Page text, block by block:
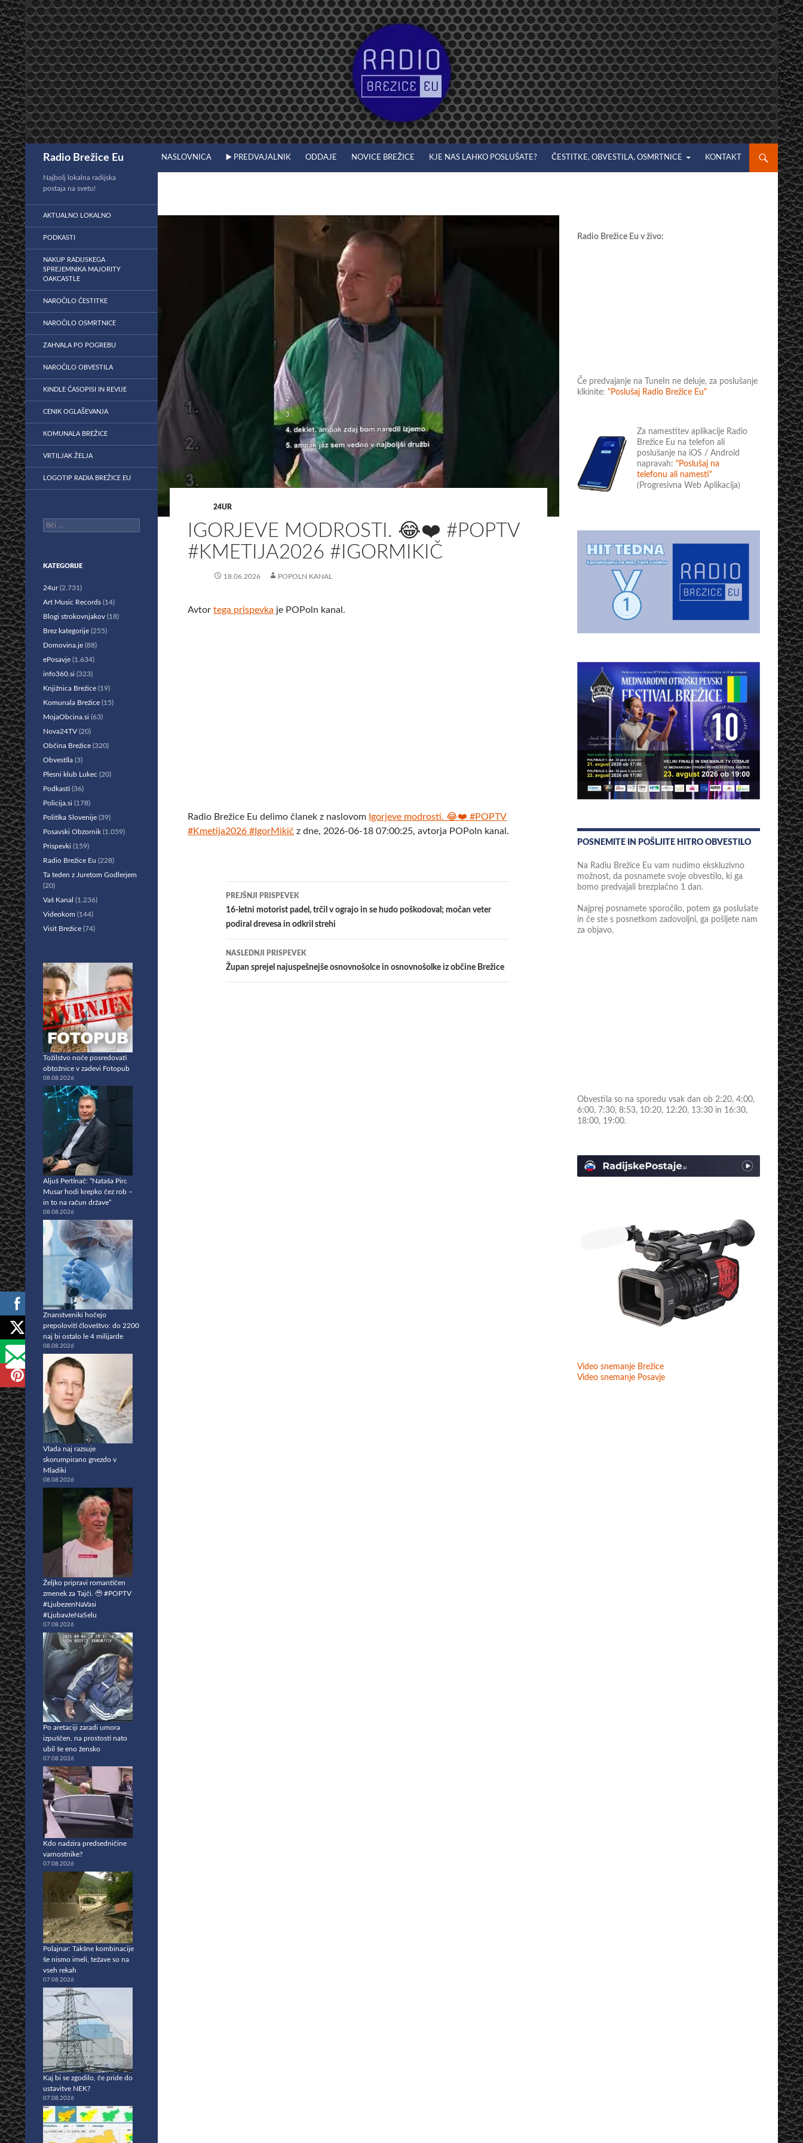
Preskoči
na
vsebino
Radio Brežice Eu NASLOVNICA ▶️ PREDVAJALNIK ODDAJE NOVICE BREŽICE KJE NAS LAHKO POSLUŠATE? ČESTITKE, OBVESTILA, OSMRTNICE KONTAKT
24UR
IGORJEVE MODROSTI. 😂❤️ #POPTV
#KMETIJA2026 #IGORMIKIČ
18.06.2026 POPOLN KANAL
Avtortega prispevka je POPoln kanal.
Radio Brežice Eu delimo članek z naslovom Igorjeve modrosti. 😂❤️ #POPTV
#Kmetija2026 #IgorMikič z dne, 2026-06-18 07:00:25, avtorja POPoln kanal.
Krmarjenje
po
prispevkih
PREJŠNJI PRISPEVEK
16-letni motorist padel, trčil v ograjo in se hudo poškodoval; močan veter
podiral drevesa in odkril strehi
NASLEDNJI PRISPEVEK
Župan sprejel najuspešnejše osnovnošolce in osnovnošolke iz občine Brežice
Radio Brežice Eu v živo:
Če predvajanje na TuneIn ne deluje, za poslušanje
klkinite: "Poslušaj Radio Brežice Eu"
Za namestitev aplikacije Radio
Brežice Eu na telefon ali
poslušanje na iOS / Android
napravah: "Poslušaj na
telefonu ali namesti"
(Progresivna Web Aplikacija)
POSNEMITE IN POŠLJITE HITRO OBVESTILO
Na Radiu Brežice Eu vam nudimo ekskluzivno
možnost, da posnamete svoje obvestilo, ki ga
bomo predvajali brezplačno 1 dan.
Najprej posnamete sporočilo, potem ga poslušate
in če ste s posnetkom zadovoljni, ga pošljete nam
za objavo.
Obvestila so na sporedu vsak dan ob 2:20, 4:00,
6:00, 7:30, 8:53, 10:20, 12:20, 13:30 in 16:30,
18:00, 19:00.
Video snemanje Brežice
Video snemanje Posavje
Najbolj lokalna radijska
postaja na svetu!
AKTUALNO LOKALNO
PODKASTI
NAKUP RADIJSKEGA
SPREJEMNIKA MAJORITY
OAKCASTLE
NAROČILO ČESTITKE
NAROČILO OSMRTNICE
ZAHVALA PO POGREBU
NAROČILO OBVESTILA
KINDLE ČASOPISI IN REVIJE
CENIK OGLAŠEVANJA
KOMUNALA BREŽICE
VRTILJAK ŽELJA
LOGOTIP RADIA BREŽICE EU
Išči:
KATEGORIJE
24ur(2.731)
Art Music Records (14)
Blogi strokovnjakov (18)
Brez kategorije (255)
Domovina.je (88)
ePosavje (1.634)
info360.si (323)
Knjižnica Brežice (19)
Komunala Brežice (15)
MojaObcina.si (63)
Nova24TV (20)
Občina Brežice (320)
Obvestila (3)
Plesni klub Lukec (20)
Podkasti (36)
Policija.si (178)
Politika Slovenije (39)
Posavski Obzornik (1.059)
Prispevki (159)
Radio Brežice Eu (228)
Ta teden z Juretom Godlerjem
(20)
Vaš Kanal (1.236)
Videokom (144)
Visit Brežice (74)
Tožilstvo noče posredovati
obtožnice v zadevi Fotopub
08.08.2026
Aljuš Pertinač: “Nataša Pirc
Musar hodi krepko čez rob –
in to na račun države”
08.08.2026
Znanstveniki hočejo
prepoloviti človeštvo: do 2200
naj bi ostalo le 4 milijarde
08.08.2026
Vlada naj razsuje
skorumpirano gnezdo v
Mladiki
08.08.2026
Željko pripravi romantičen
zmenek za Tajči. 🥹 #POPTV
#LjubezenNaVasi
#LjubavJeNaSelu
07.08.2026
Po aretaciji zaradi umora
izpuščen, na prostosti nato
ubil še eno žensko
07.08.2026
Kdo nadzira predsedničine
varnostnike?
07.08.2026
Polajnar: Takšne kombinacije
še nismo imeli, težave so na
vseh rekah
07.08.2026
Kaj bi se zgodilo, če pride do
ustavitve NEK?
07.08.2026